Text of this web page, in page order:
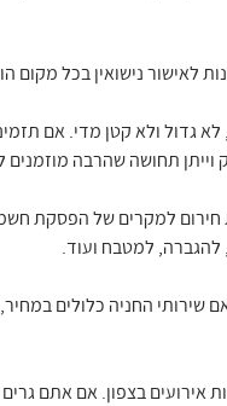
לאישור נישואין בכל מקום
גדול ולא קטן מדי. אם
תחושה שהרבה מוזמנים
חירום למקרים של
למטבח ועוד.
שירותי החניה כלולים
בצפון. אם אתם